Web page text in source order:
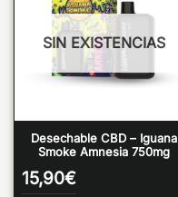
SIN EXISTENCIAS
Desechable CBD – Iguana
Smoke Amnesia 750mg
15,90€